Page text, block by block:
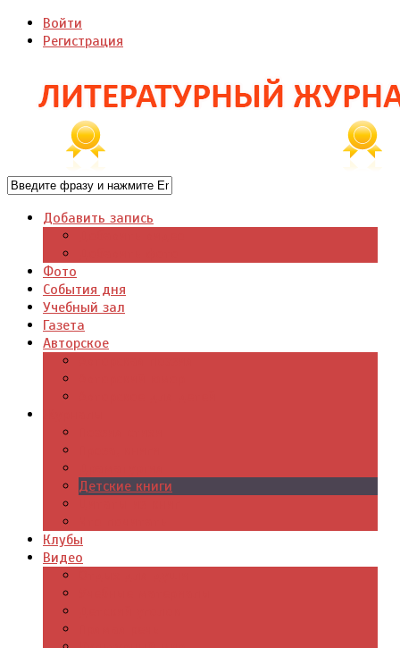
Войти
Регистрация
Добавить запись
Фото
События дня
Учебный зал
Газета
Авторское
Детские книги
Клубы
Видео